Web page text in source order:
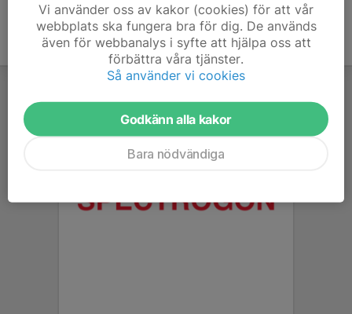
Vi använder oss av kakor (cookies) för att vår
webbplats ska fungera bra för dig. De används
även för webbanalys i syfte att hjälpa oss att
förbättra våra tjänster.
Så använder vi cookies
Godkänn alla kakor
Bara nödvändiga